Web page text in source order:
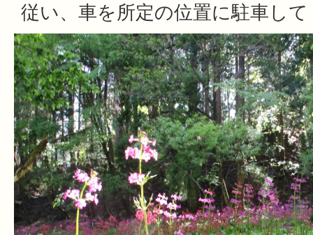
従い、車を所定の位置に駐車し